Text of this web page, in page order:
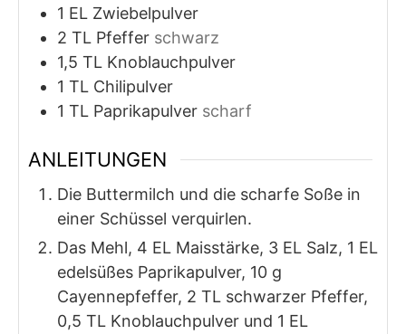
1 EL Zwiebelpulver
2 TL Pfeffer schwarz
1,5 TL Knoblauchpulver
1 TL Chilipulver
1 TL Paprikapulver scharf
ANLEITUNGEN
Die Buttermilch und die scharfe Soße in
einer Schüssel verquirlen.
Das Mehl, 4 EL Maisstärke, 3 EL Salz, 1 EL
edelsüßes Paprikapulver, 10 g
Cayennepfeffer, 2 TL schwarzer Pfeffer,
0,5 TL Knoblauchpulver und 1 EL